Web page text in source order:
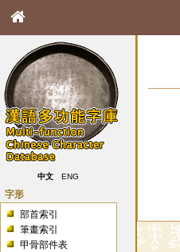
中文 ENG
字形
部首索引
筆畫索引
甲骨部件表